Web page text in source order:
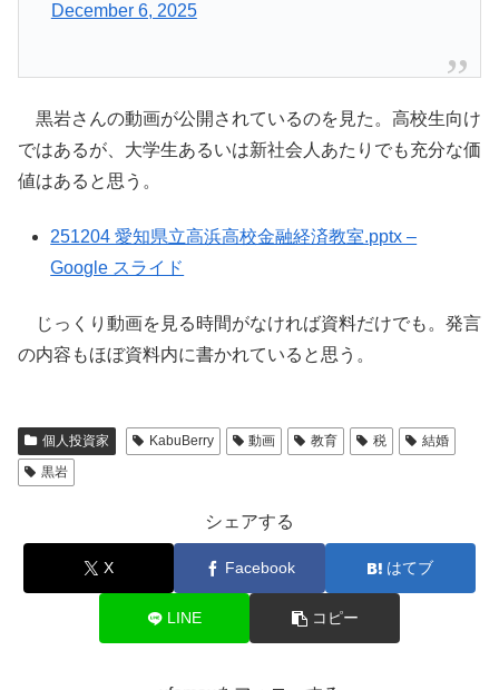
December 6, 2025
黒岩さんの動画が公開されているのを見た。高校生向け
ではあるが、大学生あるいは新社会人あたりでも充分な価
値はあると思う。
251204 愛知県立高浜高校金融経済教室.pptx –
Google スライド
じっくり動画を見る時間がなければ資料だけでも。発言
の内容もほぼ資料内に書かれていると思う。
個人投資家 KabuBerry 動画 教育 税
結婚
黒岩
シェアする
X Facebook はてブ
LINE コピー